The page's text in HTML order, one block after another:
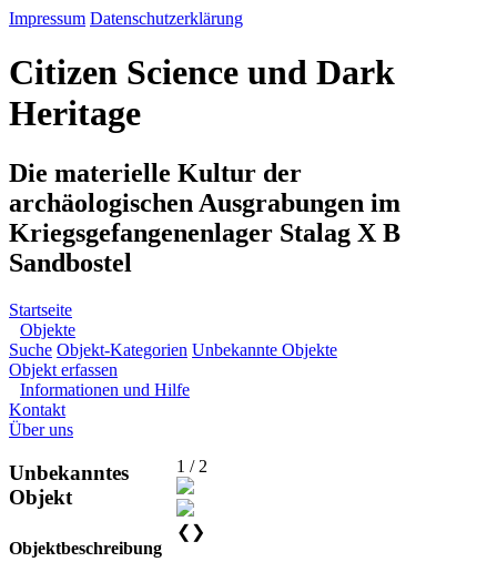
Impressum Datenschutzerklärung
Citizen Science und Dark
Heritage
Die materielle Kultur der
archäologischen Ausgrabungen im
Kriegsgefangenenlager Stalag X B
Sandbostel
Startseite
Objekte
Suche Objekt-Kategorien Unbekannte Objekte
Objekt erfassen
Informationen und Hilfe
Kontakt
Über uns
Unbekanntes
Objekt
Objektbeschreibung
1 / 2
❮ ❯